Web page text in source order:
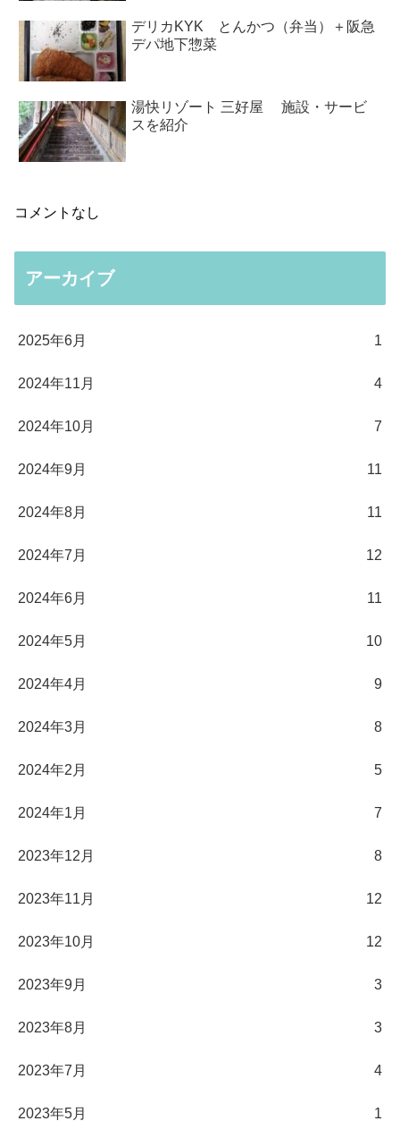
デリカKYK とんかつ（弁当）＋阪急
デパ地下惣菜
湯快リゾート 三好屋 施設・サービ
スを紹介
コメントなし
アーカイブ
2025年6月 1
2024年11月 4
2024年10月 7
2024年9月 11
2024年8月 11
2024年7月 12
2024年6月 11
2024年5月 10
2024年4月 9
2024年3月 8
2024年2月 5
2024年1月 7
2023年12月 8
2023年11月 12
2023年10月 12
2023年9月 3
2023年8月 3
2023年7月 4
2023年5月 1